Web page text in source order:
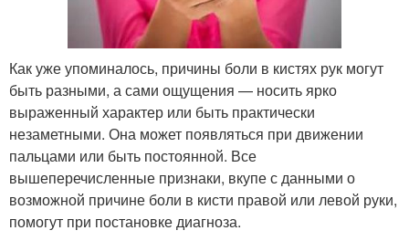
Как уже упоминалось, причины боли в кистях рук могут
быть разными, а сами ощущения — носить ярко
выраженный характер или быть практически
незаметными. Она может появляться при движении
пальцами или быть постоянной. Все
вышеперечисленные признаки, вкупе с данными о
возможной причине боли в кисти правой или левой руки,
помогут при постановке диагноза.